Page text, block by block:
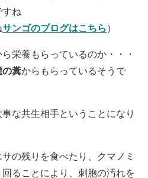
すね
サンゴのブログはこちら ）
養もらっているのか・・・
の糞からもらっているそうで
共生相手ということになり
の残りを食べたり、クマノミ
ることにより、刺胞の汚れを